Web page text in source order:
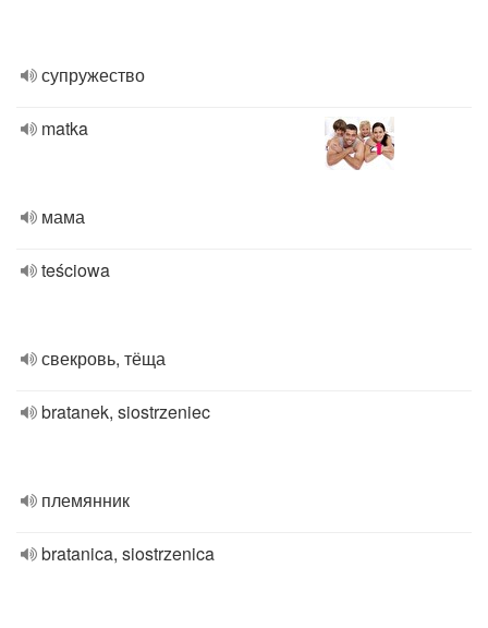
супружество
matka
мама
teściowa
свекровь, тёща
bratanek, siostrzeniec
племянник
bratanica, siostrzenica